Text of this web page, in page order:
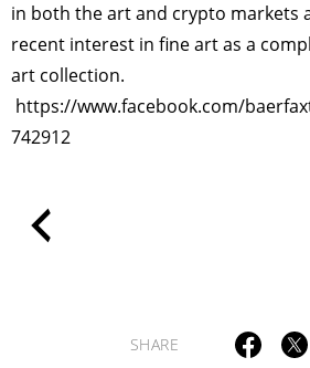
in both the art and crypto markets
recent interest in fine art as a
art collection.
https://www.facebook.com/
742912
SHARE